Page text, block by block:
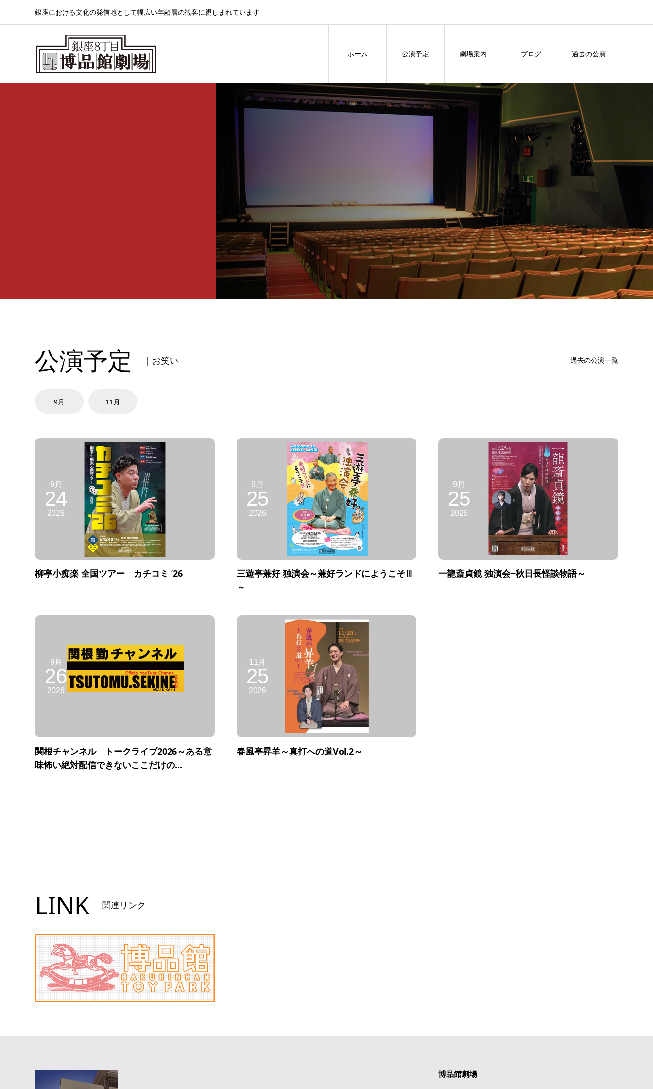
銀座における文化の発信地として幅広い年齢層の観客に親しまれています
ホーム 公演予定 劇場案内 ブログ 過去の公演
公演予定 | お笑い
9月 11月
9月
24
2026
柳亭小痴楽 全国ツアー カチコミ ’26
9月
25
2026
三遊亭兼好 独演会～兼好ランドにようこそⅢ
～
9月
25
2026
一龍斎貞鏡 独演会~秋日長怪談物語～
9月
26
2026
関根チャンネル トークライブ2026～ある意
味怖い絶対配信できないここだけの...
11月
25
2026
春風亭昇羊～真打への道Vol.2～
過去の公演一覧
LINK 関連リンク
博品館劇場